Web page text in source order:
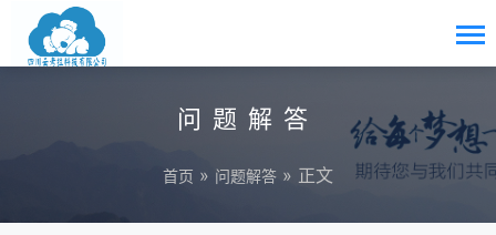
问题解答
首页 » 问题解答 » 正文